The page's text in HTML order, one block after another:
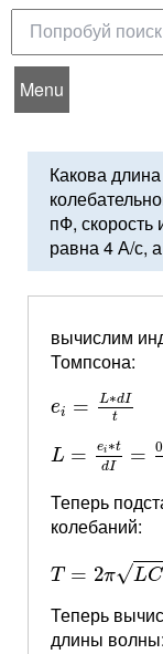
Menu
Какова
пФ, скорость
равна 4 А/с,
вычислим
Томпсона:
ei = L∗dI
t
dIt
L = ei ∗t
dI =
L ∗tdI
Теперь
колебаний:
T = 2π√LC
=2π
Теперь
длины волны: